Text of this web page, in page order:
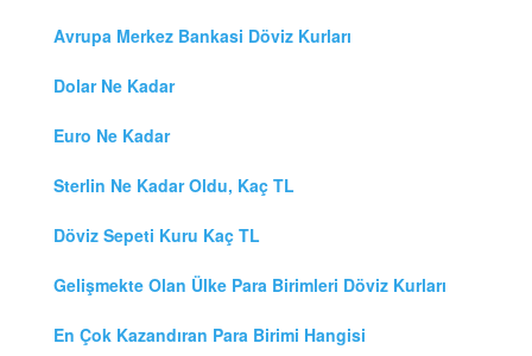
Avrupa Merkez Bankasi Döviz Kurları
Dolar Ne Kadar
Euro Ne Kadar
Sterlin Ne Kadar Oldu, Kaç TL
Döviz Sepeti Kuru Kaç TL
Gelişmekte Olan Ülke Para Birimleri Döviz Kurları
En Çok Kazandıran Para Birimi Hangisi